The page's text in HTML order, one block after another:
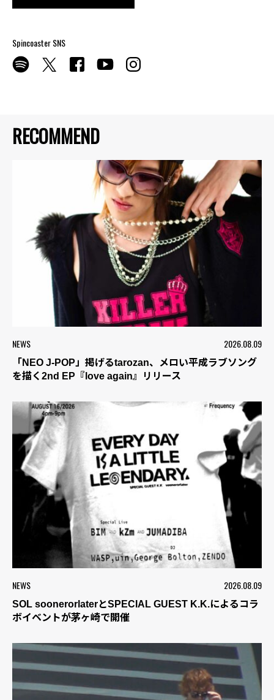
RECOMMEND
NEWS 2026.08.09
「NEO J-POP」掲げるtarozan、メロい平成ラブソング
を描く2nd EP『love again』リリース
NEWS 2026.08.09
SOL soonerorlaterとSPECIAL GUEST K.K.によるコラ
ボイベントが茅ヶ崎で開催
Spincoaster SNS